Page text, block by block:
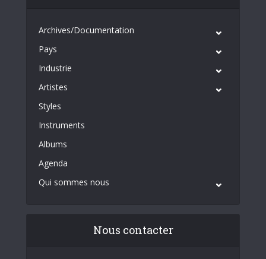
Archives/Documentation
Pays
Industrie
Artistes
Styles
Instruments
Albums
Agenda
Qui sommes nous
Nous contacter